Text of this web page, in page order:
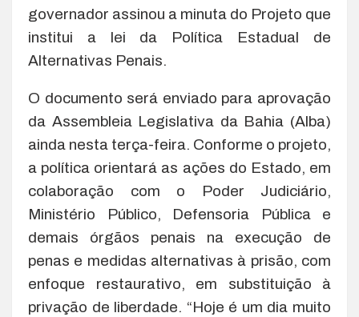
governador assinou a minuta do Projeto que
institui a lei da Política Estadual de
Alternativas Penais.
O documento será enviado para aprovação
da Assembleia Legislativa da Bahia (Alba)
ainda nesta terça-feira. Conforme o projeto,
a política orientará as ações do Estado, em
colaboração com o Poder Judiciário,
Ministério Público, Defensoria Pública e
demais órgãos penais na execução de
penas e medidas alternativas à prisão, com
enfoque restaurativo, em substituição à
privação de liberdade. “Hoje é um dia muito